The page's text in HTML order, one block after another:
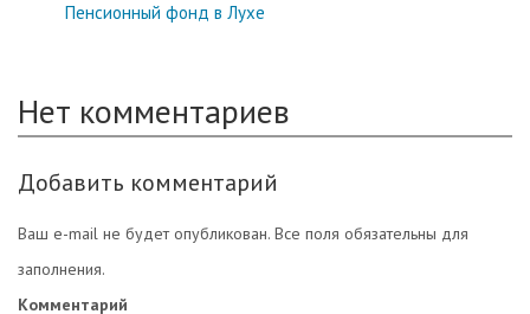
Пенсионный фонд в Лухе
Нет комментариев
Добавить комментарий
Ваш e-mail не будет опубликован. Все поля обязательны для
заполнения.
Комментарий